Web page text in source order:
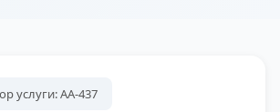
услуги: АА-437